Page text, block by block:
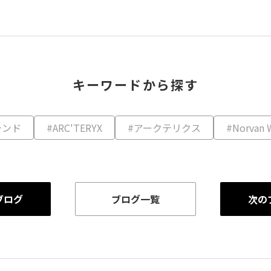
キーワードから探す
ド #ARC'TERYX #アークテリクス #Norvan
ログ ブログ一覧 次の